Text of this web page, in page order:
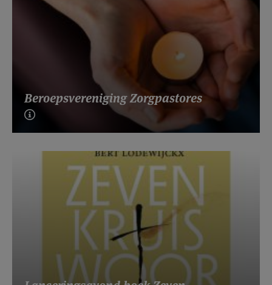
Beroepsvereniging Zorgpastores